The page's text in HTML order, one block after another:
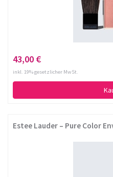
43,00 €
inkl. 19% gesetzlicher MwSt.
Estee Lauder – Pure Color